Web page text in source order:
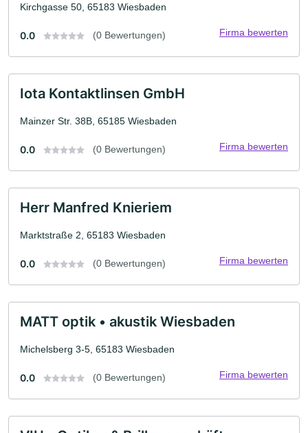
Kirchgasse 50, 65183 Wiesbaden
0.0 (0 Bewertungen) Firma bewerten
Iota Kontaktlinsen GmbH
Mainzer Str. 38B, 65185 Wiesbaden
0.0 (0 Bewertungen) Firma bewerten
Herr Manfred Knieriem
Marktstraße 2, 65183 Wiesbaden
0.0 (0 Bewertungen) Firma bewerten
MATT optik • akustik Wiesbaden
Michelsberg 3-5, 65183 Wiesbaden
0.0 (0 Bewertungen) Firma bewerten